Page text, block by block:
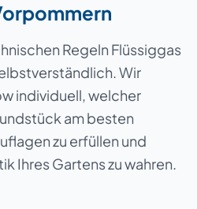
Regeln Flüssiggas
Wir
individuell, welcher
am besten
zu erfüllen und
Ihres Gartens zu wahren.